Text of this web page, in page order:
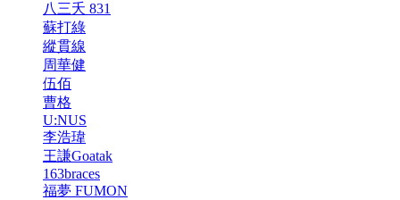
八三夭 831
蘇打綠
縱貫線
周華健
伍佰
曹格
U:NUS
李浩瑋
王謙Goatak
163braces
福夢 FUMON